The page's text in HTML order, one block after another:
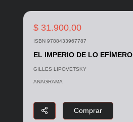
$ 31.900,00
ISBN 9788433967787
EL IMPERIO DE LO EFÍMERO
GILLES LIPOVETSKY
ANAGRAMA
Comprar